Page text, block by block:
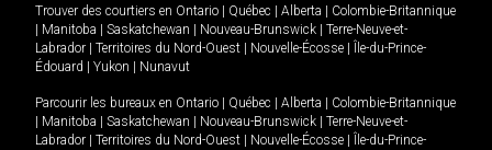
Trouver des courtiers en Ontario Québec Alberta
Colombie-Britannique
Manitoba Saskatchewan Nouveau-Brunswick
Terre-Neuve-et-
Labrador
Territoires du Nord-Ouest Nouvelle-Écosse
Île-du-Prince-
Édouard
Yukon Nunavut
Parcourir les bureaux en Ontario Québec Alberta
Colombie-Britannique
Manitoba Saskatchewan Nouveau-Brunswick
Terre-Neuve-et-
Labrador
Territoires du Nord-Ouest Nouvelle-Écosse
Île-du-Prince-